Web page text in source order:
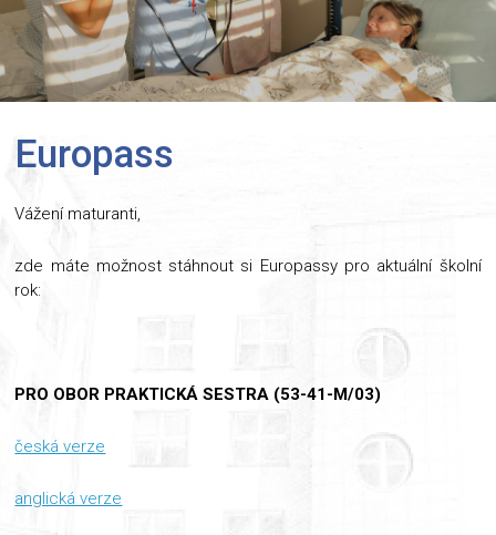
Europass
Vážení maturanti,
zde máte možnost stáhnout si Europassy pro aktuální školní
rok:
PRO OBOR PRAKTICKÁ SESTRA (53-41-M/03)
česká verze
anglická verze